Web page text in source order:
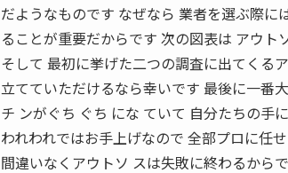
だようなものです なぜなら 業者を選ぶ際
ることが重要だからです 次の図表は アウ
そして 最初に挙げた二つの調査に出てくる
立てていただけるなら幸いです 最後に一番
チ ンがぐち ぐち にな ていて 自分たちの手
われわれではお手上げなので 全部プロに任
間違いなくアウトソ スは失敗に終わるから